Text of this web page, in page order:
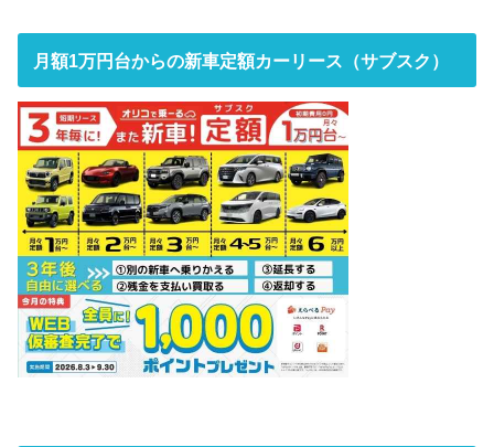
月額1万円台からの新車定額カーリース（サブスク）